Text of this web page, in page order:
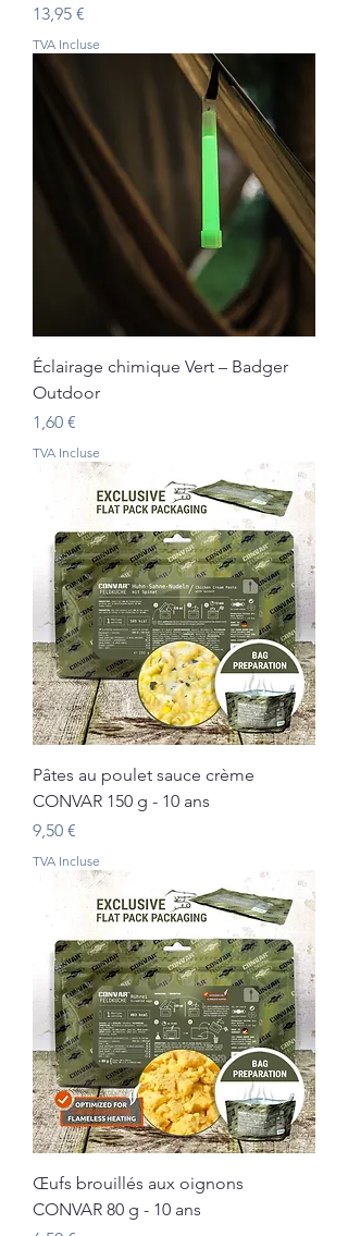
Prix
13,95 €
TVA Incluse
Éclairage chimique Vert – Badger
Outdoor
Prix
1,60 €
TVA Incluse
Pâtes au poulet sauce crème
CONVAR 150 g - 10 ans
Prix
9,50 €
TVA Incluse
Œufs brouillés aux oignons
CONVAR 80 g - 10 ans